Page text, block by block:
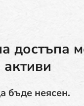
достъпа
бъде неясен.